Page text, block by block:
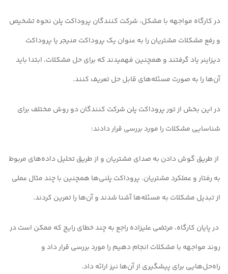
در کارگاه مواجهه با مشکل، شرکت کنندگان پروداکت پلن نحوه تشخیص
و رفع مشکلات مشتریان را به عنوان یک پروداکت منیجر یا پروداکت
دیزاینر یاد گرفتند و همچنین فهمیدند که برای حل مشکلات، ابتدا باید
آن‌ها را به صورت مسئله‌های قابل حل تعریف کنند.
در این بخش از تور پروداکت پلن شرکت کنندگان دو روش مختلف برای
شناسایی مشکلات را مورد بررسی قرار دادند:
از طریق گوش دادن به صدای مشتریان و از طریق تحلیل داده‌های مربوط
به رفتار و عملکرد مشتریان. پروداکت پلنی‌ها همچنین با چند مثال عملی
از تبدیل مشکلات به مسئله‌ها آشنا شدند و آن‌ها را تمرین کردند.
در پایان کارگاه، مرتضی علیزاده راجع به چند خطای رایج که ممکن است در
روند مواجهه با مشکلات انجام دهیم را مورد بررسی قرار داد و
راه‌حل‌هایی برای پیشگیری از آن‌ها نیز ارائه داد.